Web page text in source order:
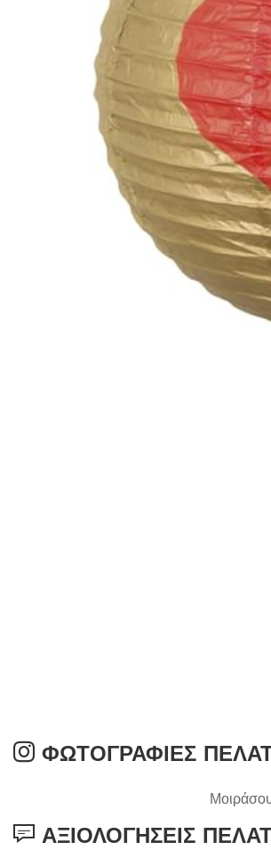
ΦΩΤΟΓΡΑΦΊΕΣ
ΑΞΙΟΛΟΓΉΣΕΙΣ